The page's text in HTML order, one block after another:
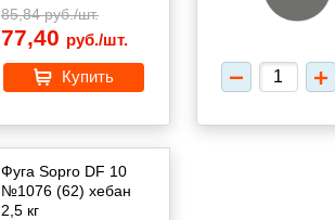
85,84руб./шт.
77,40 руб./шт.
Купить
Фуга Sopro DF 10
№1076 (62) хебан
2,5 кг